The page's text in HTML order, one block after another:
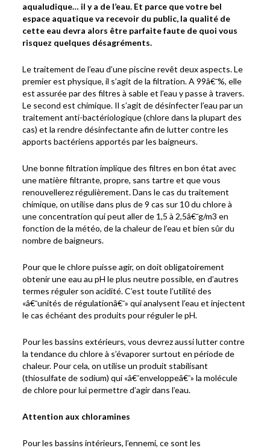
aqualudique… il y a de l’eau. Et parce que votre bel
espace aquatique va recevoir du public, la qualité de
cette eau devra alors être parfaite faute de quoi vous
risquez quelques désagréments.
Le traitement de l’eau d’une piscine revêt deux aspects. Le
premier est physique, il s’agit de la filtration. A 99â€¯%, elle
est assurée par des filtres à sable et l’eau y passe à travers.
Le second est chimique. Il s’agit de désinfecter l’eau par un
traitement anti-bactériologique (chlore dans la plupart des
cas) et la rendre désinfectante afin de lutter contre les
apports bactériens apportés par les baigneurs.
Une bonne filtration implique des filtres en bon état avec
une matière filtrante, propre, sans tartre et que vous
renouvellerez régulièrement. Dans le cas du traitement
chimique, on utilise dans plus de 9 cas sur 10 du chlore à
une concentration qui peut aller de 1,5 à 2,5â€¯g/m3 en
fonction de la météo, de la chaleur de l’eau et bien sûr du
nombre de baigneurs.
Pour que le chlore puisse agir, on doit obligatoirement
obtenir une eau au pH le plus neutre possible, en d’autres
termes réguler son acidité. C’est toute l’utilité des
«â€¯unités de régulationâ€¯» qui analysent l’eau et injectent
le cas échéant des produits pour réguler le pH.
Pour les bassins extérieurs, vous devrez aussi lutter contre
la tendance du chlore à s’évaporer surtout en période de
chaleur. Pour cela, on utilise un produit stabilisant
(thiosulfate de sodium) qui «â€¯enveloppeâ€¯» la molécule
de chlore pour lui permettre d’agir dans l’eau.
Attention aux chloramines
Pour les bassins intérieurs, l’ennemi, ce sont les